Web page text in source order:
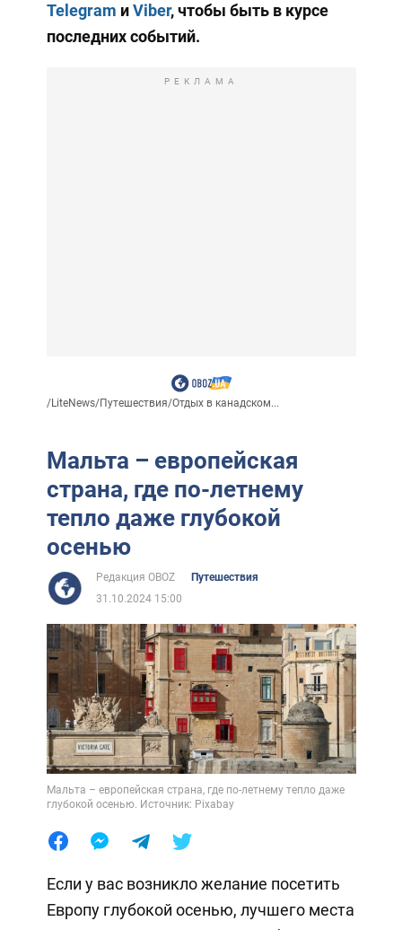
Telegram иViber, чтобы быть в курсе
последних событий.
РЕКЛАМА
/LiteNews/Путешествия/Отдых в канадском...
Мальта – европейская
страна, где по-летнему
тепло даже глубокой
осенью
Редакция OBOZ
Путешествия
31.10.2024 15:00
Мальта – европейская страна, где по-летнему тепло даже
глубокой осенью. Источник: Pixabay
Если у вас возникло желание посетить
Европу глубокой осенью, лучшего места